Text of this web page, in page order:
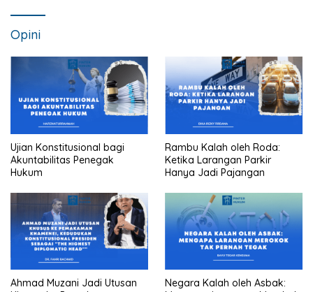
Opini
Ujian Konstitusional bagi
Akuntabilitas Penegak
Hukum
Rambu Kalah oleh Roda:
Ketika Larangan Parkir
Hanya Jadi Pajangan
Ahmad Muzani Jadi Utusan
Negara Kalah oleh Asbak: